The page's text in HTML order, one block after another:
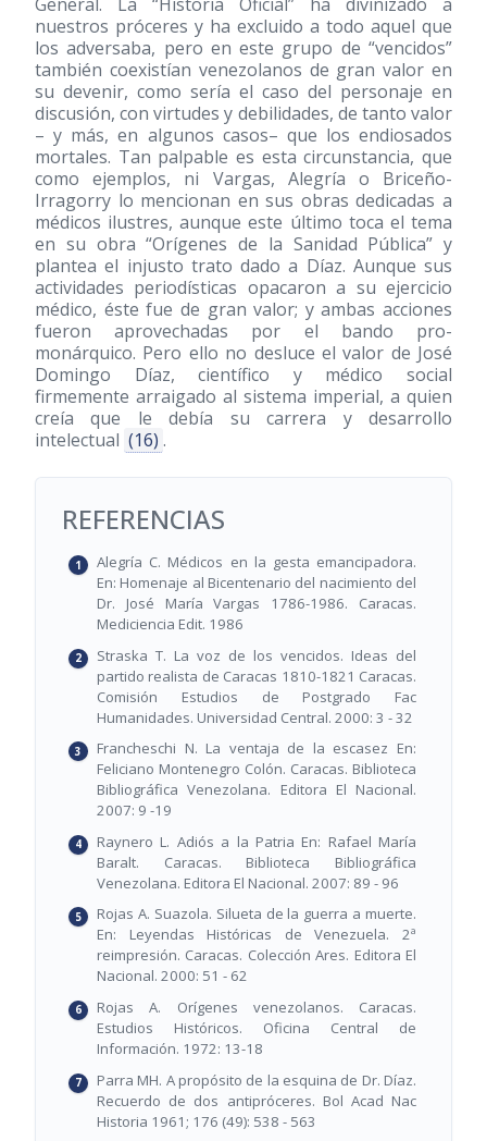
nuestros próceres y ha excluido a todo aquel que
los adversaba, pero en este grupo de “vencidos”
también coexistían venezolanos de gran valor en
su devenir, como sería el caso del personaje en
discusión, con virtudes y debilidades, de tanto valor
– y más, en algunos casos– que los endiosados
mortales. Tan palpable es esta circunstancia, que
como ejemplos, ni Vargas, Alegría o Briceño-
Irragorry lo mencionan en sus obras dedicadas a
médicos ilustres, aunque este último toca el tema
en su obra “Orígenes de la Sanidad Pública” y
plantea el injusto trato dado a Díaz. Aunque sus
actividades periodísticas opacaron a su ejercicio
médico, éste fue de gran valor; y ambas acciones
fueron aprovechadas por el bando pro-
monárquico. Pero ello no desluce el valor de José
Domingo Díaz, científico y médico social
firmemente arraigado al sistema imperial, a quien
creía que le debía su carrera y desarrollo
intelectual (16) .
REFERENCIAS
Alegría C. Médicos en la gesta emancipadora.
En: Homenaje al Bicentenario del nacimiento del
Dr. José María Vargas 1786-1986. Caracas.
Mediciencia Edit. 1986
Straska T. La voz de los vencidos. Ideas del
partido realista de Caracas 1810-1821 Caracas.
Comisión Estudios de Postgrado Fac
Humanidades. Universidad Central. 2000: 3 - 32
Francheschi N. La ventaja de la escasez En:
Feliciano Montenegro Colón. Caracas. Biblioteca
Bibliográfica Venezolana. Editora El Nacional.
2007: 9 -19
Raynero L. Adiós a la Patria En: Rafael María
Baralt. Caracas. Biblioteca Bibliográfica
Venezolana. Editora El Nacional. 2007: 89 - 96
Rojas A. Suazola. Silueta de la guerra a muerte.
En: Leyendas Históricas de Venezuela. 2ª
reimpresión. Caracas. Colección Ares. Editora El
Nacional. 2000: 51 - 62
Rojas A. Orígenes venezolanos. Caracas.
Estudios Históricos. Oficina Central de
Información. 1972: 13-18
Parra MH. A propósito de la esquina de Dr. Díaz.
Recuerdo de dos antipróceres. Bol Acad Nac
Historia 1961; 176 (49): 538 - 563